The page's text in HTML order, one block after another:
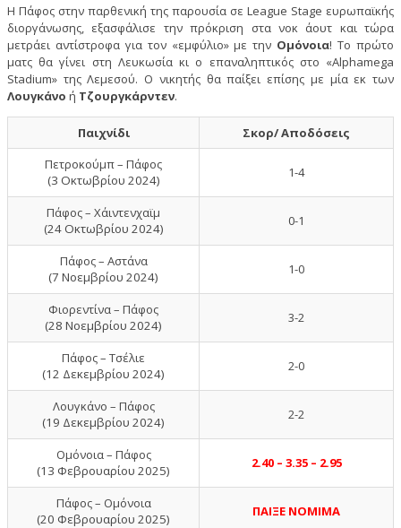
Η Πάφος στην παρθενική της παρουσία σε League Stage ευρωπαϊκής
διοργάνωσης, εξασφάλισε την πρόκριση στα νοκ άουτ και τώρα
μετράει αντίστροφα για τον «εμφύλιο» με την Ομόνοια! Το πρώτο
ματς θα γίνει στη Λευκωσία κι ο επαναληπτικός στο «Alphamega
Stadium» της Λεμεσού. Ο νικητής θα παίξει επίσης με μία εκ των
Λουγκάνο ή Τζουργκάρντεν.
Παιχνίδι
Σκορ/ Αποδόσεις
Πετροκούμπ – Πάφος
(3 Οκτωβρίου 2024)
1-4
Πάφος – Χάιντενχαϊμ
(24 Οκτωβρίου 2024)
0-1
Πάφος – Αστάνα
(7 Νοεμβρίου 2024)
1-0
Φιορεντίνα – Πάφος
(28 Νοεμβρίου 2024)
3-2
Πάφος – Τσέλιε
(12 Δεκεμβρίου 2024)
2-0
Λουγκάνο – Πάφος
(19 Δεκεμβρίου 2024)
2-2
Ομόνοια – Πάφος
(13 Φεβρουαρίου 2025)
2.40 – 3.35 – 2.95
Πάφος – Ομόνοια
(20 Φεβρουαρίου 2025)
ΠΑΙΞΕ ΝΟΜΙΜΑ